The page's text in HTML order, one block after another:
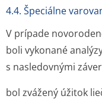
4.4. Špeciálne
V prípade
boli vykonané
s nasledovnými
bol zvážený úžitok